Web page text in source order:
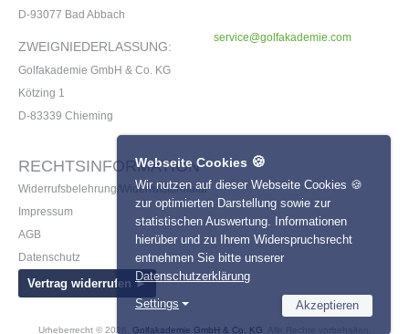
RECHTSINFORMATION
Widerrufsbelehrung/Widerrufsformular
Impressum
AGB
Datenschutz
Vertrag widerrufen ►
service@golfakademie.com
D-93077 Bad Abbach
ZWEIGNIEDERLASSUNG:
Golfakademie GmbH & Co. KG
Kötzing 1
D-83339 Chieming
Urheberrecht © 2026, Golfakademie GmbH & Co. KG
Webseite Cookies 🍪
Wir nutzen auf dieser Webseite Cookies 🍪
zur optimierten Darstellung sowie zur
statistischen Auswertung. Informationen
hierüber und zu Ihrem Widerspruchsrecht
entnehmen Sie bitte unserer
Datenschutzerklärung
Settings
Akzeptieren
Necessary Name